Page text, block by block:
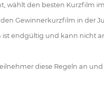
wählt den besten Kurzfilm
Gewinnerkurzfilm in der
endgültig und kann nicht
diese Regeln an